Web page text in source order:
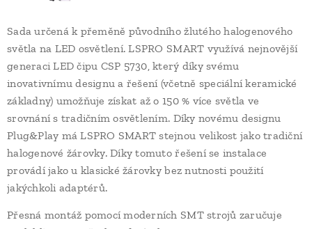
Sada určená k přeměně původního žlutého halogenového
světla na LED osvětlení. LSPRO SMART využívá nejnovější
generaci LED čipu CSP 5730, který díky svému
inovativnímu designu a řešení (včetně speciální keramické
základny) umožňuje získat až o 150 % více světla ve
srovnání s tradičním osvětlením. Díky novému designu
Plug&Play má LSPRO SMART stejnou velikost jako tradiční
halogenové žárovky. Díky tomuto řešení se instalace
provádí jako u klasické žárovky bez nutnosti použití
jakýchkoli adaptérů.
Přesná montáž pomocí moderních SMT strojů zaručuje